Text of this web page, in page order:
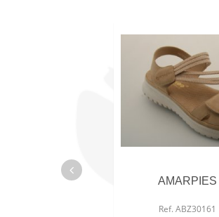
AMARPIES
Ref. ABZ30161